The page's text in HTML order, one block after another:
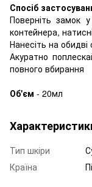
Спосіб
Поверніть замок
контейнера,
Нанесіть на
Акуратно
повного вбирання
Об'єм - 20мл
Тип шкіри
Країна